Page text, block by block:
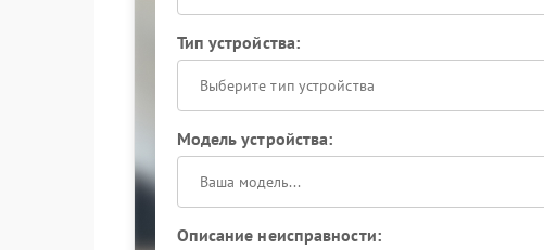
Тип устройства:
Выберите тип устройства
Модель устройства:
Описание неисправности: